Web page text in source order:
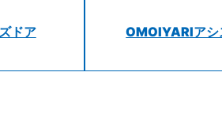
ドア OMOIYARIアシ